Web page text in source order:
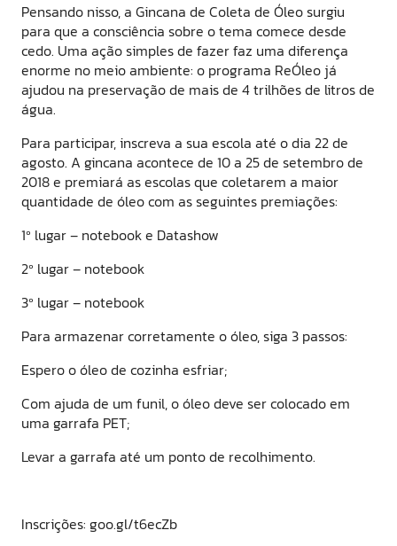
Pensando nisso, a Gincana de Coleta de Óleo surgiu
para que a consciência sobre o tema comece desde
cedo. Uma ação simples de fazer faz uma diferença
enorme no meio ambiente: o programa ReÓleo já
ajudou na preservação de mais de 4 trilhões de litros de
água.
Para participar, inscreva a sua escola até o dia 22 de
agosto. A gincana acontece de 10 a 25 de setembro de
2018 e premiará as escolas que coletarem a maior
quantidade de óleo com as seguintes premiações:
1º lugar – notebook e Datashow
2º lugar – notebook
3º lugar – notebook
Para armazenar corretamente o óleo, siga 3 passos:
Espero o óleo de cozinha esfriar;
Com ajuda de um funil, o óleo deve ser colocado em
uma garrafa PET;
Levar a garrafa até um ponto de recolhimento.
Inscrições: goo.gl/t6ecZb